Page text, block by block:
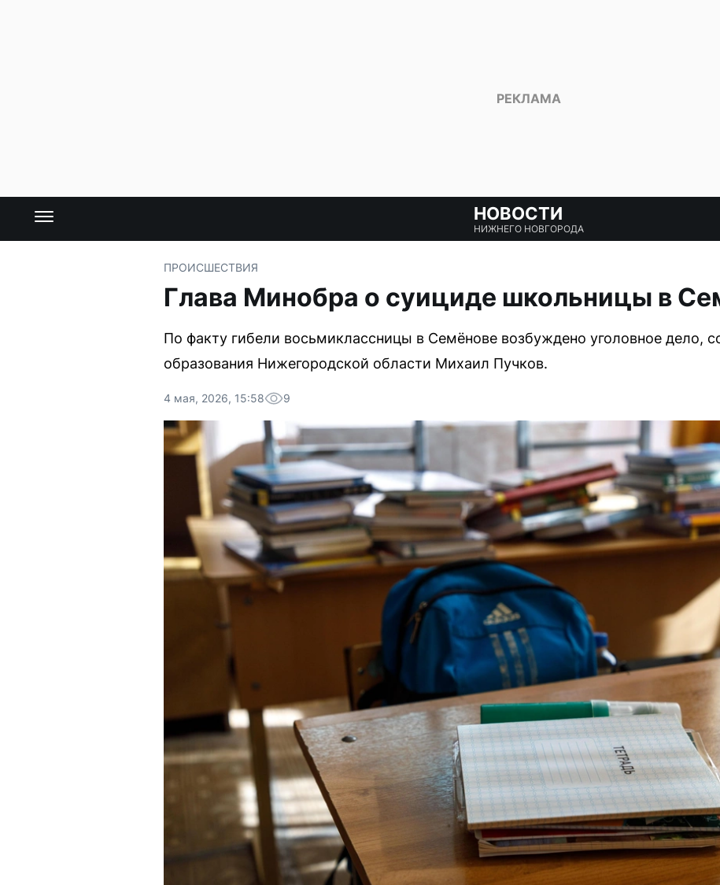
НОВОСТИ
НИЖНЕГО НОВГОРОДА
ПРОИСШЕСТВИЯ
Глава Минобра о суициде школьницы в
По факту гибели восьмиклассницы в Семёнове возбуждено уголовное дело,
образования Нижегородской области Михаил Пучков.
4 мая, 2026, 15:58 9